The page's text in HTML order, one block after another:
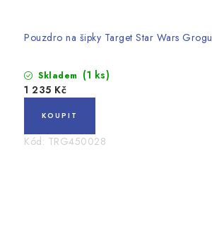
Pouzdro na šipky Target Star Wars Grogu
Skladem (1 ks)
1 235 Kč
Kód: TRG450028